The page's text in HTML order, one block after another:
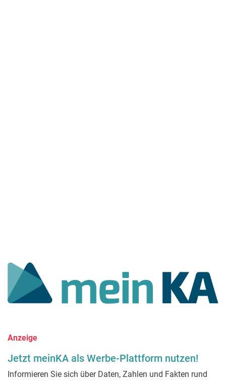
Anzeige
Jetzt meinKA als Werbe-Plattform nutzen!
Informieren Sie sich über Daten, Zahlen und Fakten rund